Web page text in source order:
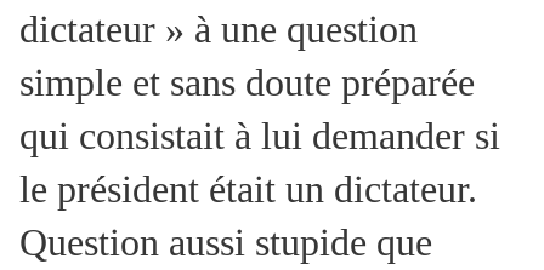
dictateur » à une question
simple et sans doute préparée
qui consistait à lui demander si
le président était un dictateur.
Question aussi stupide que